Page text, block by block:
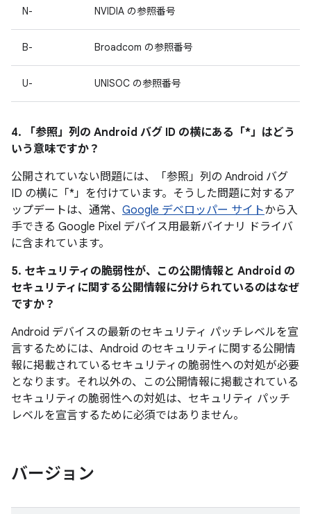
N- NVIDIA の参照番号
B- Broadcom の参照番号
U- UNISOC の参照番号
4. 「参照」 列の Android バグ ID の横にある「*」はどう
いう意味ですか？
公開されていない問題には、「参照」 列の Android バグ
ID の横に「*」を付けています。そうした問題に対するア
ップデートは、通常、 Google デベロッパー サイトから入
手できる Google Pixel デバイス用最新バイナリ ドライバ
に含まれています。
5. セキュリティの脆弱性が、この公開情報と Android の
セキュリティに関する公開情報に分けられているのはなぜ
ですか？
Android デバイスの最新のセキュリティ パッチレベルを宣
言するためには、Android のセキュリティに関する公開情
報に掲載されているセキュリティの脆弱性への対処が必要
となります。それ以外の、この公開情報に掲載されている
セキュリティの脆弱性への対処は、セキュリティ パッチ
レベルを宣言するために必須ではありません。
バージョン